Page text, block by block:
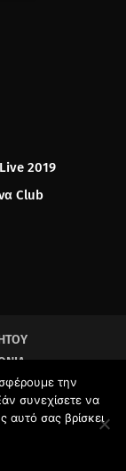
2019
Club
-
την
συνεχίσετε να
αυτό σας βρίσκει